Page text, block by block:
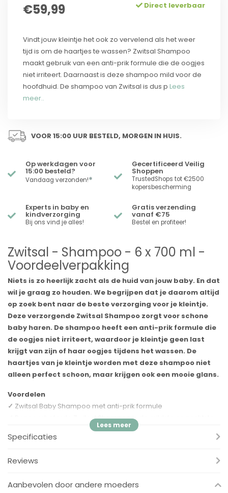
€59,99 Direct leverbaar
Vindt jouw kleintje het ook zo vervelend als het weer
tijd is om de haartjes te wassen? Zwitsal Shampoo
maakt gebruik van een anti-prik formule die de oogjes
niet irriteert. Daarnaast is deze shampoo mild voor de
hoofdhuid. De shampoo van Zwitsal is dus p Lees
meer..
VOOR 15:00 UUR BESTELD, MORGEN IN HUIS.
Op werkdagen voor
15:00 besteld?
Vandaag verzonden!*
Gecertificeerd Veilig
Shoppen
TrustedShops tot €2500
kopersbescherming
Experts in baby en
kindverzorging
Bij ons vind je alles!
Gratis verzending
vanaf €75
Bestel en profiteer!
Zwitsal - Shampoo - 6 x 700 ml -
Voordeelverpakking
Niets is zo heerlijk zacht als de huid van jouw baby. En dat
wil je graag zo houden. We begrijpen dat je daarom altijd
op zoek bent naar de beste verzorging voor je kleintje.
Deze verzorgende Zwitsal Shampoo zorgt voor schone
baby haren. De shampoo heeft een anti-prik formule die
de oogjes niet irriteert, waardoor je kleintje geen last
krijgt van zijn of haar oogjes tijdens het wassen. De
haartjes van je kleintje worden met deze shampoo niet
alleen perfect schoon, maar krijgen ook een mooie glans.
Voordelen
✓ Zwitsal Baby Shampoo met anti-prik formule
Deze verbeterde Zwitsal Shampoo is de mildste en zachtste
✓Verzorgende babyshampoo met huideigen ingrediënten en
✓De shampoo bevat 0% kleurstoffen en sulfaatreinigers
babyhuid
Specificaties
Reviews
Aanbevolen door andere moeders